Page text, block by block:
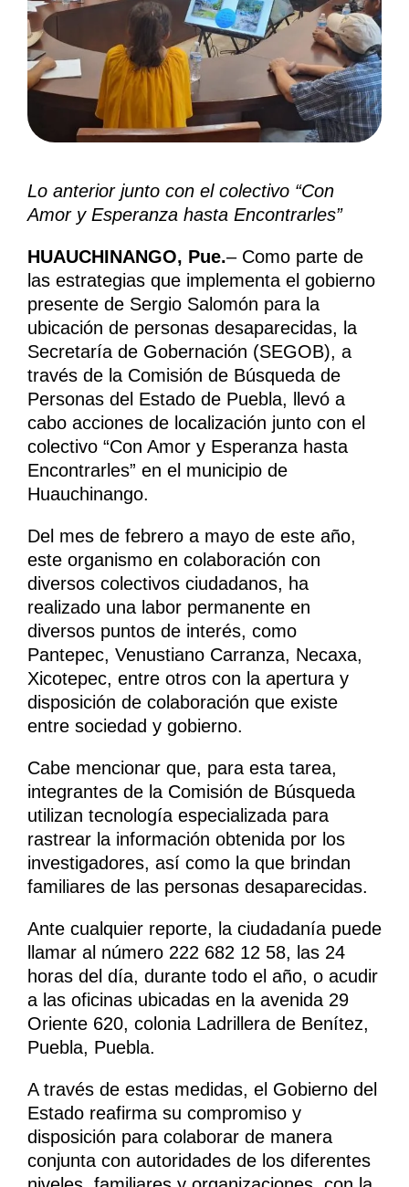
Lo anterior junto con el colectivo “Con
Amor y Esperanza hasta Encontrarles”
HUAUCHINANGO, Pue.– Como parte de
las estrategias que implementa el gobierno
presente de Sergio Salomón para la
ubicación de personas desaparecidas, la
Secretaría de Gobernación (SEGOB), a
través de la Comisión de Búsqueda de
Personas del Estado de Puebla, llevó a
cabo acciones de localización junto con el
colectivo “Con Amor y Esperanza hasta
Encontrarles” en el municipio de
Huauchinango.
Del mes de febrero a mayo de este año,
este organismo en colaboración con
diversos colectivos ciudadanos, ha
realizado una labor permanente en
diversos puntos de interés, como
Pantepec, Venustiano Carranza, Necaxa,
Xicotepec, entre otros con la apertura y
disposición de colaboración que existe
entre sociedad y gobierno.
Cabe mencionar que, para esta tarea,
integrantes de la Comisión de Búsqueda
utilizan tecnología especializada para
rastrear la información obtenida por los
investigadores, así como la que brindan
familiares de las personas desaparecidas.
Ante cualquier reporte, la ciudadanía puede
llamar al número 222 682 12 58, las 24
horas del día, durante todo el año, o acudir
a las oficinas ubicadas en la avenida 29
Oriente 620, colonia Ladrillera de Benítez,
Puebla, Puebla.
A través de estas medidas, el Gobierno del
Estado reafirma su compromiso y
disposición para colaborar de manera
conjunta con autoridades de los diferentes